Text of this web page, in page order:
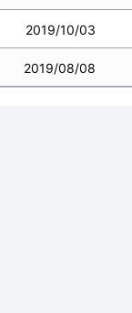
2019/10/03
2019/08/08